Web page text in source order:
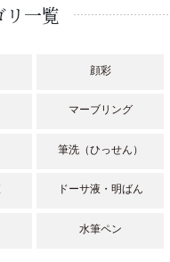
リ一覧
顔彩
マーブリング
筆洗（ひっせん）
ドーサ液・明ばん
水筆ペン